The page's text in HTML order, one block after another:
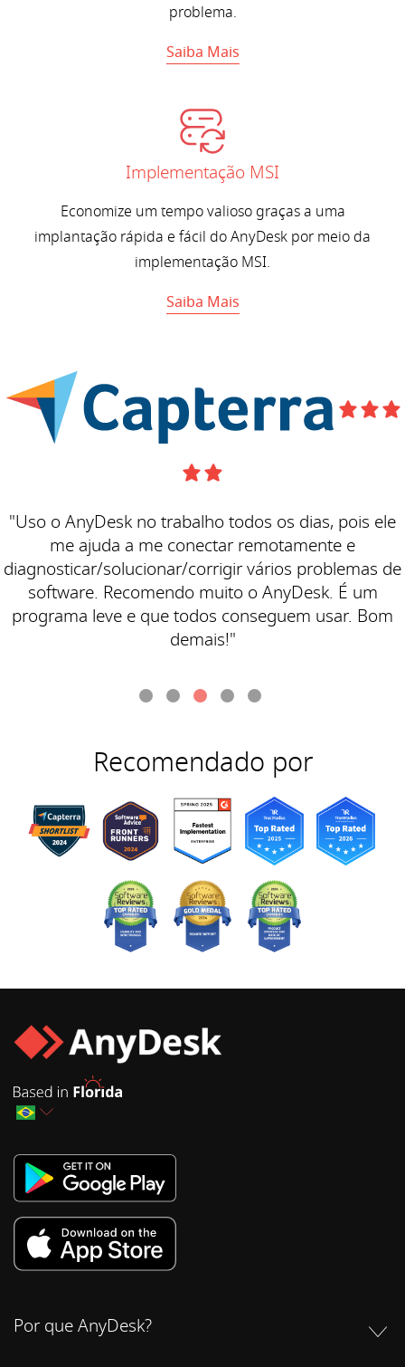
problema.
Saiba Mais
Implementação MSI
Economize um tempo valioso graças a uma
implantação rápida e fácil do AnyDesk por meio da
implementação MSI.
Saiba Mais
"Uso o AnyDesk no trabalho todos os dias, pois ele
me ajuda a me conectar remotamente e
diagnosticar/solucionar/corrigir vários problemas de
software. Recomendo muito o AnyDesk. É um
programa leve e que todos conseguem usar. Bom
demais!"
Recomendado por
Por que AnyDesk?